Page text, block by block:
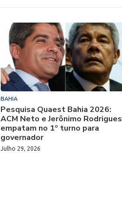
BAHIA
Pesquisa Quaest Bahia 2026:
ACM Neto e Jerônimo Rodrigues
empatam no 1º turno para
governador
Julho 29, 2026